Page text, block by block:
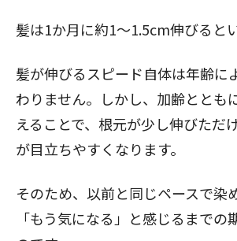
髪は1か月に約1〜1.5cm伸びると
髪が伸びるスピード自体は年齢に
わりません。しかし、加齢ととも
えることで、根元が少し伸びただ
が目立ちやすくなります。
そのため、以前と同じペースで染
「もう気になる」と感じるまでの